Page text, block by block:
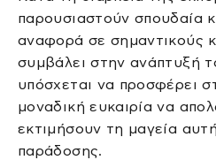
παρουσιαστούν σπουδαία
αναφορά σε σημαντικούς
συμβάλει στην ανάπτυξή
υπόσχεται να προσφέρει
μοναδική ευκαιρία να
εκτιμήσουν τη μαγεία
παράδοσης.